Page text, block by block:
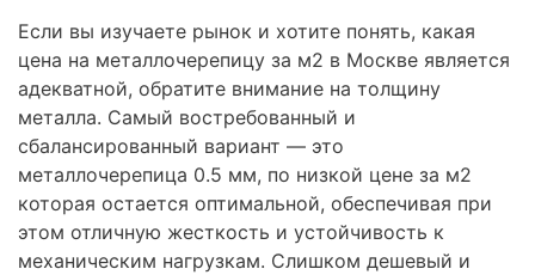
Если вы изучаете рынок и хотите понять, какая
цена на металлочерепицу за м2 в Москве является
адекватной, обратите внимание на толщину
металла. Самый востребованный и
сбалансированный вариант — это
металлочерепица 0.5 мм, по низкой цене за м2
которая остается оптимальной, обеспечивая при
этом отличную жесткость и устойчивость к
механическим нагрузкам. Слишком дешевый и